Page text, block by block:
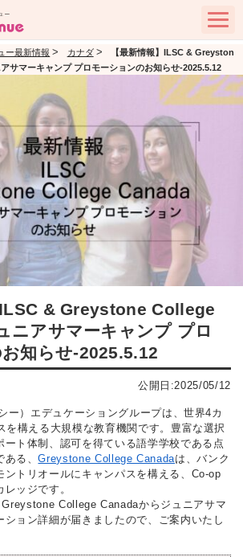
ー最新情報 > カナダ >
【最新情報】ILSC & Greyston
マーキャンプ プロモーションのお知らせ-2025.5.12
ILSC & Greystone College
アサマーキャンプ プロ
知らせ-2025.5.12
公開日:2025/05/12
ー）エデュケーショングループは、世界4カ
を構える大規模な教育機関です。豊富な選択
ート体制、認可を得ている語学学校である点
ある、Greystone College Canadaは、バンク
ントリオールにキャンパスを構える、Co-op
ッジです。
College Canadaからジュニアサマ
ション詳細が届きましたので、ご案内いたし